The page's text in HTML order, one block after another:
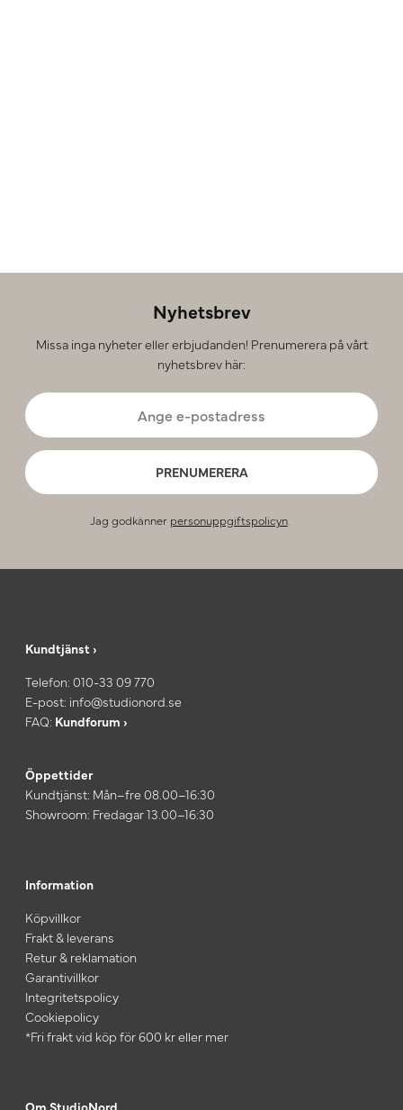
Nyhetsbrev
Missa inga nyheter eller erbjudanden! Prenumerera på vårt
nyhetsbrev här:
PRENUMERERA
Jag godkänner personuppgiftspolicyn.
Kundtjänst ›
Telefon: 010-33 09 770
E-post: info@studionord.se
FAQ: Kundforum ›
Öppettider
Kundtjänst: Mån–fre 08.00–16:30
Showroom: Fredagar 13.00–16:30
Information
Köpvillkor
Frakt & leverans
Retur & reklamation
Garantivillkor
Integritetspolicy
Cookiepolicy
*Fri frakt vid köp för 600 kr eller mer
Om StudioNord